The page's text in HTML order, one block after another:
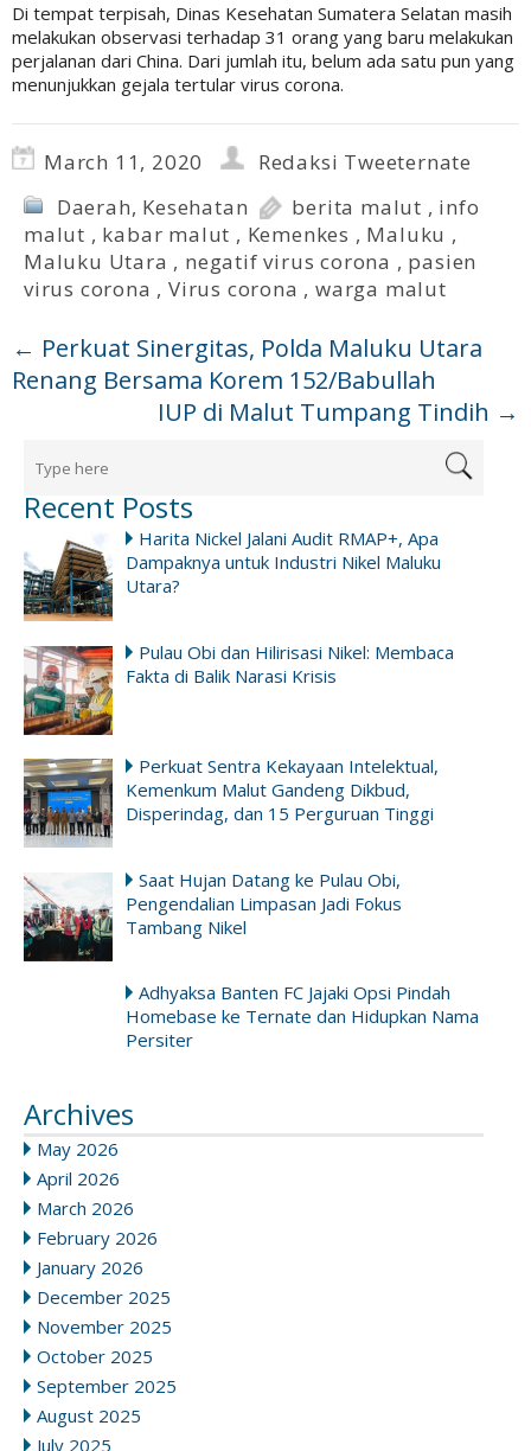
Di tempat terpisah, Dinas Kesehatan Sumatera Selatan masih
melakukan observasi terhadap 31 orang yang baru melakukan
perjalanan dari China. Dari jumlah itu, belum ada satu pun yang
menunjukkan gejala tertular virus corona.
March 11, 2020
Redaksi Tweeternate
Daerah, Kesehatan berita malut , info
malut , kabar malut , Kemenkes , Maluku ,
Maluku Utara , negatif virus corona , pasien
virus corona ,Virus corona ,warga malut
← Perkuat Sinergitas, Polda Maluku Utara
Renang Bersama Korem 152/Babullah
IUP di Malut Tumpang Tindih →
Recent Posts
Harita Nickel Jalani Audit RMAP+, Apa
Dampaknya untuk Industri Nikel Maluku
Utara?
Pulau Obi dan Hilirisasi Nikel: Membaca
Fakta di Balik Narasi Krisis
Perkuat Sentra Kekayaan Intelektual,
Kemenkum Malut Gandeng Dikbud,
Disperindag, dan 15 Perguruan Tinggi
Saat Hujan Datang ke Pulau Obi,
Pengendalian Limpasan Jadi Fokus
Tambang Nikel
Adhyaksa Banten FC Jajaki Opsi Pindah
Homebase ke Ternate dan Hidupkan Nama
Persiter
Archives
May 2026
April 2026
March 2026
February 2026
January 2026
December 2025
November 2025
October 2025
September 2025
August 2025
July 2025